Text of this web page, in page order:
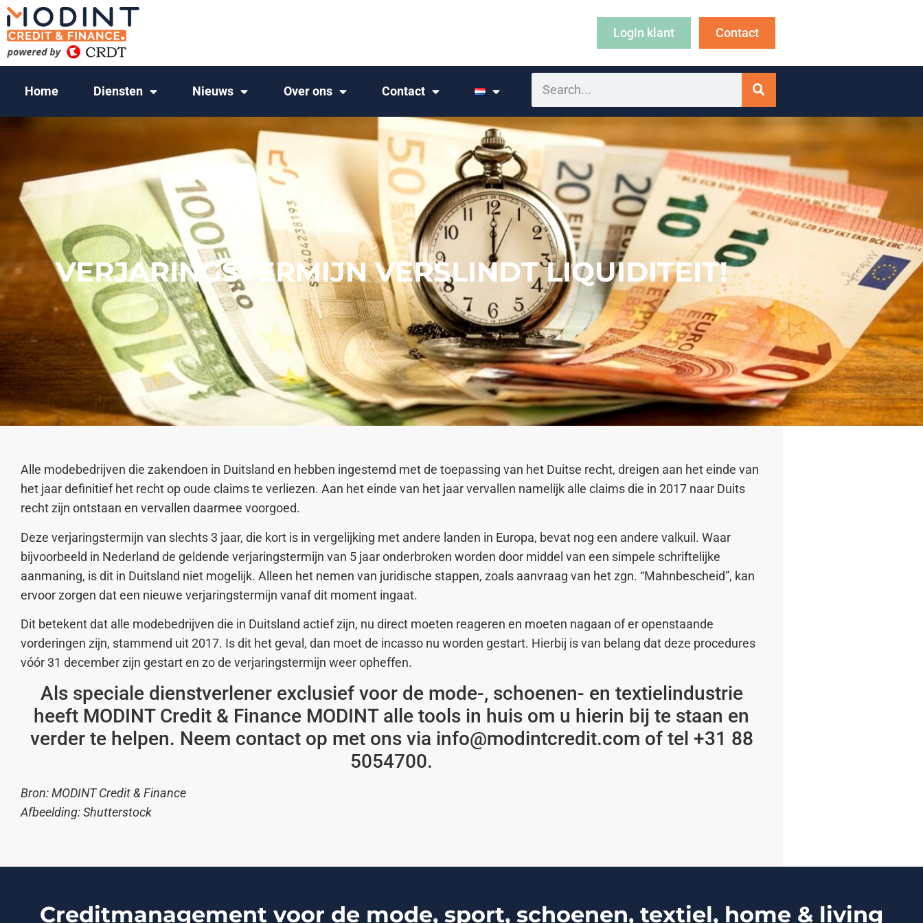
Login klant Contact
Home Diensten Nieuws Over ons Contact
VERJARINGSTERMIJN VERSLINDT LIQUIDITEIT!
Alle modebedrijven die zakendoen in Duitsland en hebben ingestemd met de toepassing van het Duitse recht, dreigen aan het einde van
het jaar definitief het recht op oude claims te verliezen. Aan het einde van het jaar vervallen namelijk alle claims die in 2017 naar Duits
recht zijn ontstaan en vervallen daarmee voorgoed.
Deze verjaringstermijn van slechts 3 jaar, die kort is in vergelijking met andere landen in Europa, bevat nog een andere valkuil. Waar
bijvoorbeeld in Nederland de geldende verjaringstermijn van 5 jaar onderbroken worden door middel van een simpele schriftelijke
aanmaning, is dit in Duitsland niet mogelijk. Alleen het nemen van juridische stappen, zoals aanvraag van het zgn. “Mahnbescheid”, kan
ervoor zorgen dat een nieuwe verjaringstermijn vanaf dit moment ingaat.
Dit betekent dat alle modebedrijven die in Duitsland actief zijn, nu direct moeten reageren en moeten nagaan of er openstaande
vorderingen zijn, stammend uit 2017. Is dit het geval, dan moet de incasso nu worden gestart. Hierbij is van belang dat deze procedures
vóór 31 december zijn gestart en zo de verjaringstermijn weer opheffen.
Als speciale dienstverlener exclusief voor de mode-, schoenen- en textielindustrie
heeft MODINT Credit & Finance MODINT alle tools in huis om u hierin bij te staan en
verder te helpen. Neem contact op met ons via info@modintcredit.com of tel +31 88
5054700.
Bron: MODINT Credit & Finance
Afbeelding: Shutterstock
Creditmanagement voor de mode, sport, schoenen, textiel, home & living